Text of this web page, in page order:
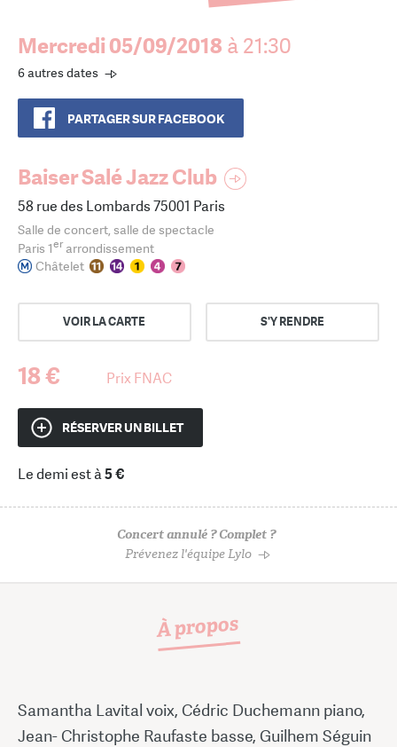
Mercredi 05/09/2018 à 21:30
6 autres dates
PARTAGER SUR FACEBOOK
Baiser Salé Jazz Club
58 rue des Lombards 75001 Paris
Salle de concert, salle de spectacle
Paris 1erarrondissement
Châtelet
VOIR LA CARTE S'Y RENDRE
18 € Prix FNAC
RÉSERVER UN BILLET
Le demi est à5 €
Concert annulé ? Complet ?
Prévenez l'équipe Lylo
À propos
Samantha Lavital voix, Cédric Duchemann piano,
Jean- Christophe Raufaste basse, Guilhem Séguin